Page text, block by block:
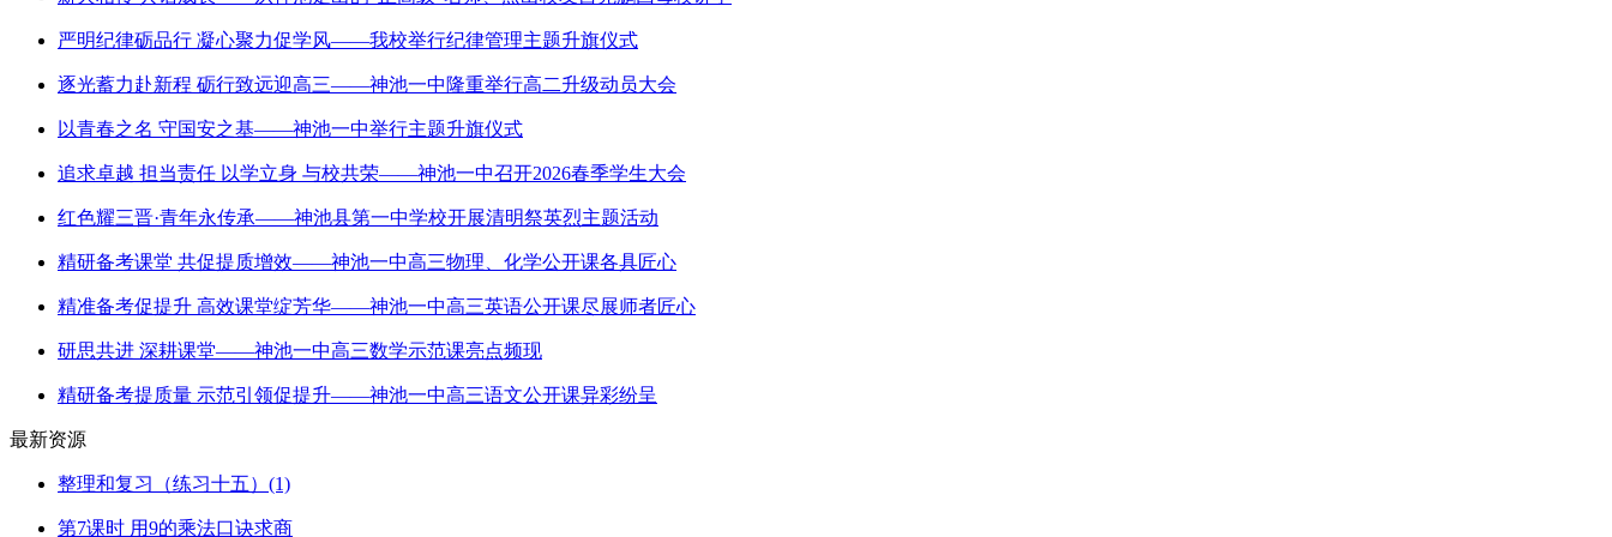
严明纪律砺品行 凝心聚力促学风——我校举行纪律管理主题升旗仪式
逐光蓄力赴新程 砺行致远迎高三——神池一中隆重举行高二升级动员大会
以青春之名 守国安之基——神池一中举行主题升旗仪式
追求卓越 担当责任 以学立身 与校共荣——神池一中召开2026春季学生大会
红色耀三晋·青年永传承——神池县第一中学校开展清明祭英烈主题活动
精研备考课堂 共促提质增效——神池一中高三物理、化学公开课各具匠心
精准备考促提升 高效课堂绽芳华——神池一中高三英语公开课尽展师者匠心
研思共进 深耕课堂——神池一中高三数学示范课亮点频现
精研备考提质量 示范引领促提升——神池一中高三语文公开课异彩纷呈
最新资源
整理和复习（练习十五）(1)
第7课时 用9的乘法口诀求商